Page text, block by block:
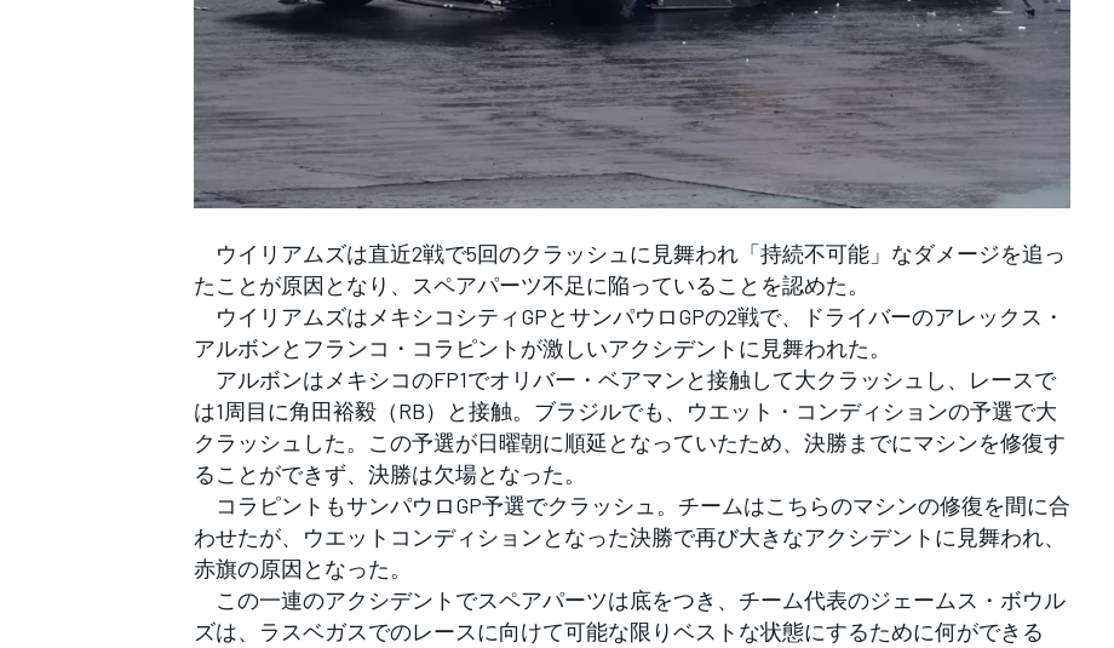
フォーミュラE
ウイリアムズは直近2戦で5回のクラッシュに見舞われ「持続不可能」なダメージを追っ
たことが原因となり、スペアパーツ不足に陥っていることを認めた。
ウイリアムズはメキシコシティGPとサンパウロGPの2戦で、ドライバーのアレックス・
アルボンとフランコ・コラピントが激しいアクシデントに見舞われた。
アルボンはメキシコのFP1でオリバー・ベアマンと接触して大クラッシュし、レースで
は1周目に角田裕毅（RB）と接触。ブラジルでも、ウエット・コンディションの予選で大
クラッシュした。この予選が日曜朝に順延となっていたため、決勝までにマシンを修復す
ることができず、決勝は欠場となった。
コラピントもサンパウロGP予選でクラッシュ。チームはこちらのマシンの修復を間に合
わせたが、ウエットコンディションとなった決勝で再び大きなアクシデントに見舞われ、
赤旗の原因となった。
この一連のアクシデントでスペアパーツは底をつき、チーム代表のジェームス・ボウル
ズは、ラスベガスでのレースに向けて可能な限りベストな状態にするために何ができる